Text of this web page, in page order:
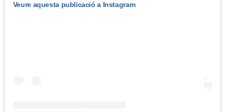
Veure aquesta publicació a Instagram